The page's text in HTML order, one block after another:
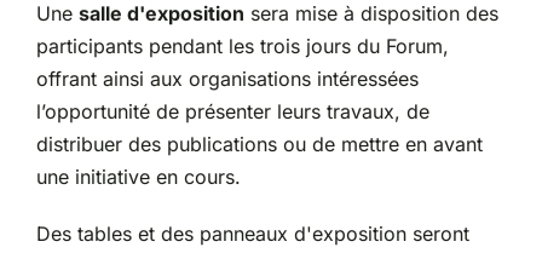
Une salle d'exposition sera mise à disposition des
participants pendant les trois jours du Forum,
offrant ainsi aux organisations intéressées
l’opportunité de présenter leurs travaux, de
distribuer des publications ou de mettre en avant
une initiative en cours.
Des tables et des panneaux d'exposition seront